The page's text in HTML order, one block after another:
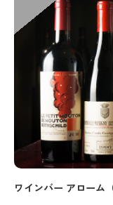
ワインバー アローム